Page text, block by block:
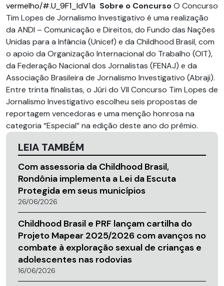
vermelho/#.U_9F1_ldV1a Sobre o ConcursoO Concurso
Tim Lopes de Jornalismo Investigativo é uma realização
da ANDI – Comunicação e Direitos, do Fundo das Nações
Unidas para a Infância (Unicef) e da Childhood Brasil, com
o apoio da Organização Internacional do Trabalho (OIT),
da Federação Nacional dos Jornalistas (FENAJ) e da
Associação Brasileira de Jornalismo Investigativo (Abraji).
Entre trinta finalistas, o Júri do VII Concurso Tim Lopes de
Jornalismo Investigativo escolheu seis propostas de
reportagem vencedoras e uma menção honrosa na
categoria “Especial” na edição deste ano do prêmio.
LEIA TAMBÉM
Com assessoria da Childhood Brasil,
Rondônia implementa a Lei da Escuta
Protegida em seus municípios
26/06/2026
Childhood Brasil e PRF lançam cartilha do
Projeto Mapear 2025/2026 com avanços no
combate à exploração sexual de crianças e
adolescentes nas rodovias
16/06/2026